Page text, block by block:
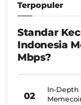
Terpopuler
Standar
Indonesia
Mbps?
In-Depth